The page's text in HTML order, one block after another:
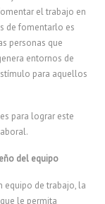
el trabajo en
de fomentarlo es
personas que
entornos de
para aquellos
para lograr este
del equipo
equipo de trabajo, la
le permita